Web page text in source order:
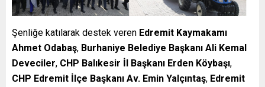
Şenliğe katılarak destek veren Edremit Kaymakamı
Ahmet Odabaş, Burhaniye Belediye Başkanı Ali Kemal
Deveciler, CHP Balıkesir İl Başkanı Erden Köybaşı,
CHP Edremit İlçe Başkanı Av. Emin Yalçıntaş, Edremit